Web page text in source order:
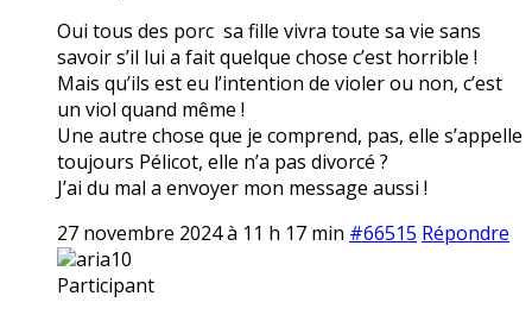
Oui tous des porc sa fille vivra toute sa vie sans
savoir s’il lui a fait quelque chose c’est horrible !
Mais qu’ils est eu l’intention de violer ou non, c’est
un viol quand même !
Une autre chose que je comprend, pas, elle s’appelle
toujours Pélicot, elle n’a pas divorcé ?
J’ai du mal a envoyer mon message aussi !
27 novembre 2024 à 11 h 17 min #66515 Répondre
aria10
Participant